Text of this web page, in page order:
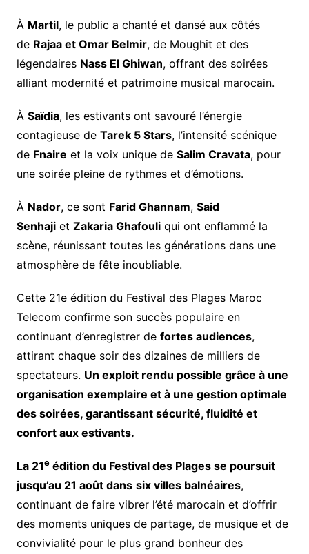
À Martil, le public a chanté et dansé aux côtés
de Rajaa et Omar Belmir, de Moughit et des
légendaires Nass El Ghiwan, offrant des soirées
alliant modernité et patrimoine musical marocain.
À Saïdia, les estivants ont savouré l’énergie
contagieuse de Tarek 5 Stars, l’intensité scénique
de Fnaire et la voix unique de Salim Cravata, pour
une soirée pleine de rythmes et d’émotions.
À Nador, ce sont Farid Ghannam, Said
Senhajiet Zakaria Ghafouliqui ont enflammé la
scène, réunissant toutes les générations dans une
atmosphère de fête inoubliable.
Cette 21e édition du Festival des Plages Maroc
Telecom confirme son succès populaire en
continuant d’enregistrer de fortes audiences,
attirant chaque soir des dizaines de milliers de
spectateurs. Un exploit rendu possible grâce à une
organisation exemplaire et à une gestion optimale
des soirées, garantissant sécurité, fluidité et
confort aux estivants.
La 21eédition du Festival des Plages se poursuit
jusqu’au 21 août dans six villes balnéaires,
continuant de faire vibrer l’été marocain et d’offrir
des moments uniques de partage, de musique et de
convivialité pour le plus grand bonheur des